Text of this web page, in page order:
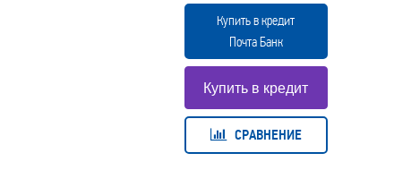
Купить в кредит
Почта Банк
СРАВНЕНИЕ